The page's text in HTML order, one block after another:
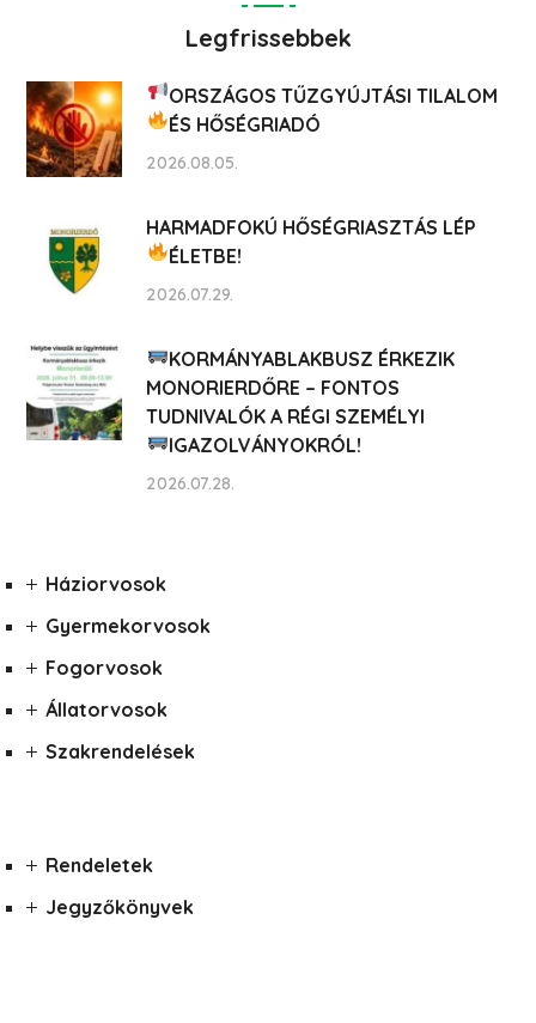
Legfrissebbek
ORSZÁGOS TŰZGYÚJTÁSI TILALOM
ÉS HŐSÉGRIADÓ
2026.08.05.
HARMADFOKÚ HŐSÉGRIASZTÁS LÉP
ÉLETBE!
2026.07.29.
KORMÁNYABLAKBUSZ ÉRKEZIK
MONORIERDŐRE – FONTOS
TUDNIVALÓK A RÉGI SZEMÉLYI
IGAZOLVÁNYOKRÓL!
2026.07.28.
Háziorvosok
Gyermekorvosok
Fogorvosok
Állatorvosok
Szakrendelések
Rendeletek
Jegyzőkönyvek